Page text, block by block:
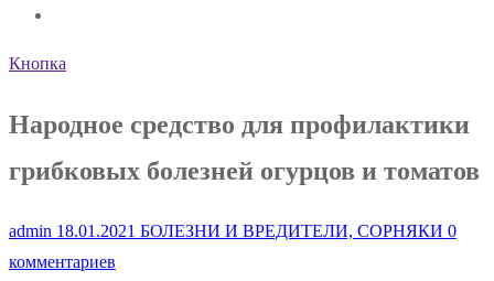
Кнопка
Народное средство для профилактики
грибковых болезней огурцов и томатов
admin 18.01.2021 БОЛЕЗНИ И ВРЕДИТЕЛИ, СОРНЯКИ 0
комментариев